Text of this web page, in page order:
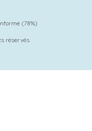
(78%)
réservés